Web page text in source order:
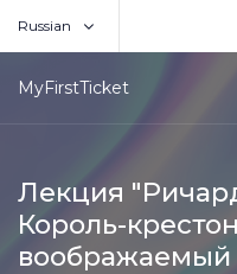
Russian
MyFirstTicket
Лекция
Король-
воображаемый